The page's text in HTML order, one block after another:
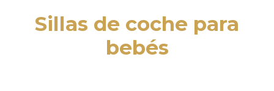
Sillas de coche para
bebés